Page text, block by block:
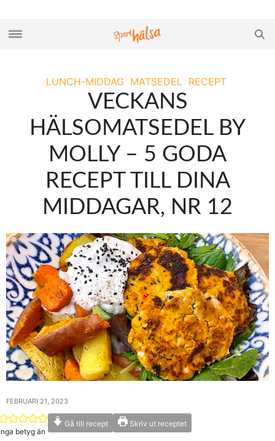
LUNCH-MIDDAG MATSEDEL RECEPT
VECKANS
HÄLSOMATSEDEL BY
MOLLY – 5 GODA
RECEPT TILL DINA
MIDDAGAR, NR 12
FEBRUARI 21, 2023
betyg än
Gå till recept Skriv ut receptet